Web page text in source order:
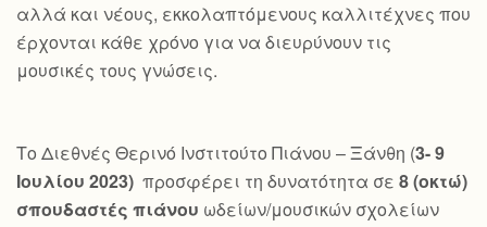
αλλά και νέους, εκκολαπτόμενους καλλιτέχνες που
έρχονται κάθε χρόνο για να διευρύνουν τις
μουσικές τους γνώσεις.
Το Διεθνές Θερινό Ινστιτούτο Πιάνου – Ξάνθη (3- 9
Ιουλίου 2023) προσφέρει τη δυνατότητα σε 8 (οκτώ)
σπουδαστές πιάνου ωδείων/μουσικών σχολείων